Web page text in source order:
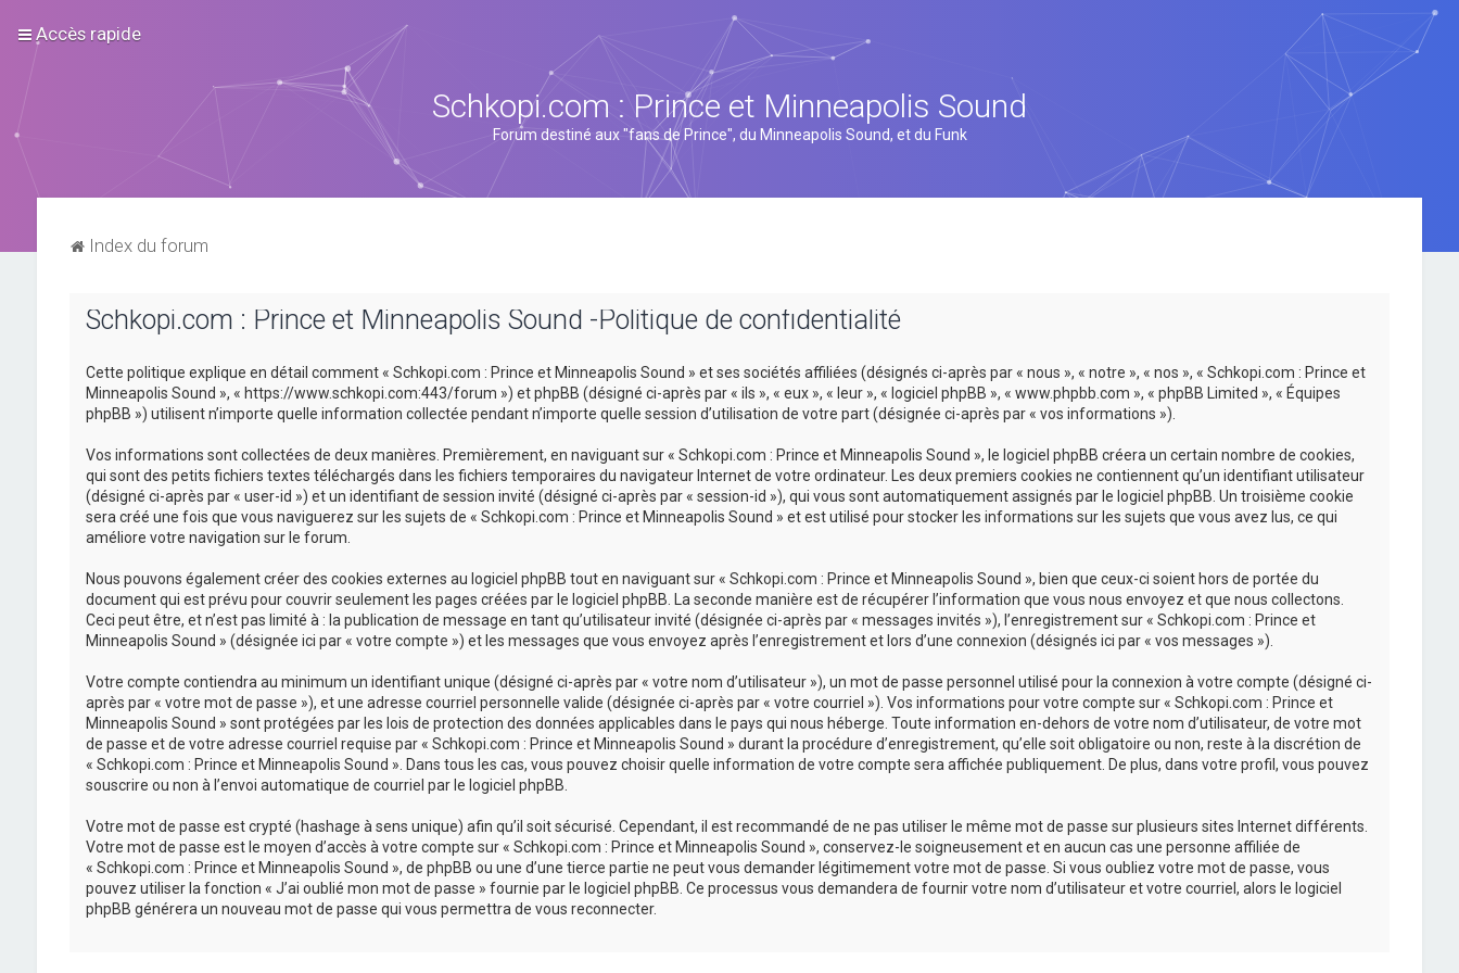
Accès rapide
Schkopi.com : Prince et Minneapolis Sound
Forum destiné aux "fans de Prince", du Minneapolis Sound, et du Funk
Index du forum
Schkopi.com : Prince et Minneapolis Sound -Politique de confidentialité
Cette politique explique en détail comment « Schkopi.com : Prince et Minneapolis Sound » et ses sociétés affiliées (désignés ci-après par « nous », « notre », « nos », « Schkopi.com : Prince et
Minneapolis Sound », « https://www.schkopi.com:443/forum ») et phpBB (désigné ci-après par « ils », « eux », « leur », « logiciel phpBB », « www.phpbb.com », « phpBB Limited », « Équipes
phpBB ») utilisent n’importe quelle information collectée pendant n’importe quelle session d’utilisation de votre part (désignée ci-après par « vos informations »).
Vos informations sont collectées de deux manières. Premièrement, en naviguant sur « Schkopi.com : Prince et Minneapolis Sound », le logiciel phpBB créera un certain nombre de cookies,
qui sont des petits fichiers textes téléchargés dans les fichiers temporaires du navigateur Internet de votre ordinateur. Les deux premiers cookies ne contiennent qu’un identifiant utilisateur
(désigné ci-après par « user-id ») et un identifiant de session invité (désigné ci-après par « session-id »), qui vous sont automatiquement assignés par le logiciel phpBB. Un troisième cookie
sera créé une fois que vous naviguerez sur les sujets de « Schkopi.com : Prince et Minneapolis Sound » et est utilisé pour stocker les informations sur les sujets que vous avez lus, ce qui
améliore votre navigation sur le forum.
Nous pouvons également créer des cookies externes au logiciel phpBB tout en naviguant sur « Schkopi.com : Prince et Minneapolis Sound », bien que ceux-ci soient hors de portée du
document qui est prévu pour couvrir seulement les pages créées par le logiciel phpBB. La seconde manière est de récupérer l’information que vous nous envoyez et que nous collectons.
Ceci peut être, et n’est pas limité à : la publication de message en tant qu’utilisateur invité (désignée ci-après par « messages invités »), l’enregistrement sur « Schkopi.com : Prince et
Minneapolis Sound » (désignée ici par « votre compte ») et les messages que vous envoyez après l’enregistrement et lors d’une connexion (désignés ici par « vos messages »).
Votre compte contiendra au minimum un identifiant unique (désigné ci-après par « votre nom d’utilisateur »), un mot de passe personnel utilisé pour la connexion à votre compte (désigné ci-
après par « votre mot de passe »), et une adresse courriel personnelle valide (désignée ci-après par « votre courriel »). Vos informations pour votre compte sur « Schkopi.com : Prince et
Minneapolis Sound » sont protégées par les lois de protection des données applicables dans le pays qui nous héberge. Toute information en-dehors de votre nom d’utilisateur, de votre mot
de passe et de votre adresse courriel requise par « Schkopi.com : Prince et Minneapolis Sound » durant la procédure d’enregistrement, qu’elle soit obligatoire ou non, reste à la discrétion de
« Schkopi.com : Prince et Minneapolis Sound ». Dans tous les cas, vous pouvez choisir quelle information de votre compte sera affichée publiquement. De plus, dans votre profil, vous pouvez
souscrire ou non à l’envoi automatique de courriel par le logiciel phpBB.
Votre mot de passe est crypté (hashage à sens unique) afin qu’il soit sécurisé. Cependant, il est recommandé de ne pas utiliser le même mot de passe sur plusieurs sites Internet différents.
Votre mot de passe est le moyen d’accès à votre compte sur « Schkopi.com : Prince et Minneapolis Sound », conservez-le soigneusement et en aucun cas une personne affiliée de
« Schkopi.com : Prince et Minneapolis Sound », de phpBB ou une d’une tierce partie ne peut vous demander légitimement votre mot de passe. Si vous oubliez votre mot de passe, vous
pouvez utiliser la fonction « J’ai oublié mon mot de passe » fournie par le logiciel phpBB. Ce processus vous demandera de fournir votre nom d’utilisateur et votre courriel, alors le logiciel
phpBB générera un nouveau mot de passe qui vous permettra de vous reconnecter.